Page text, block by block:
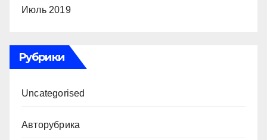
Июль 2019
Рубрики
Uncategorised
Авторубрика